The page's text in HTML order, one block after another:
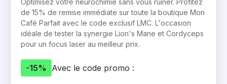
de 15% de remise immédiate sur toute la boutique Mon
Café Parfait avec le code exclusif LMC. L'occasion
idéale de tester la synergie Lion's Mane et Cordyceps
pour un focus laser au meilleur prix.
-15% Avec le code promo :